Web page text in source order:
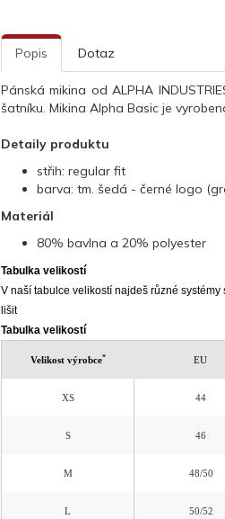
Popis Dotaz
Pánská mikina od ALPHA
šatníku. Mikina Alpha Basic je
Detaily produktu
střih: regular fit
barva: tm. šedá - černé logo
Materiál
80% bavlna a 20% polyester
Tabulka velikostí
V naší tabulce velikostí najdeš různé
lišit
Tabulka velikostí
Velikost výrobce* EU
XS 44
S 46
M 48/50
L 50/52